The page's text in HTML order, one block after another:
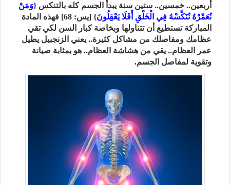
أربعين.. خمسين.. ستين سنة يبدأ الجسم كله بالتنكس {وَمَنْ
نُعَمِّرْهُ نُنَكِّسْهُ فِي الْخَلْقِ أَفَلَا يَعْقِلُونَ
} [يس: 68] فهذه المادة
المباركة تستطيع أن تتناولها وبخاصة كبار السن لكي تقي
عظامك ومفاصلك من مشاكل كثيرة.. يعني الزنجبيل يطيل
عمر العظام.. يقي من هشاشة العظام.. هو بمثابة صيانة
وتقوية لمفاصل الجسم.